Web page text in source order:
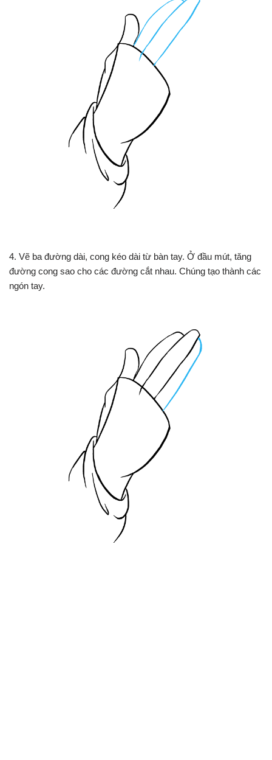
4. Vẽ ba đường dài, cong kéo dài từ bàn tay. Ở đầu mút, tăng
đường cong sao cho các đường cắt nhau. Chúng tạo thành các
ngón tay.